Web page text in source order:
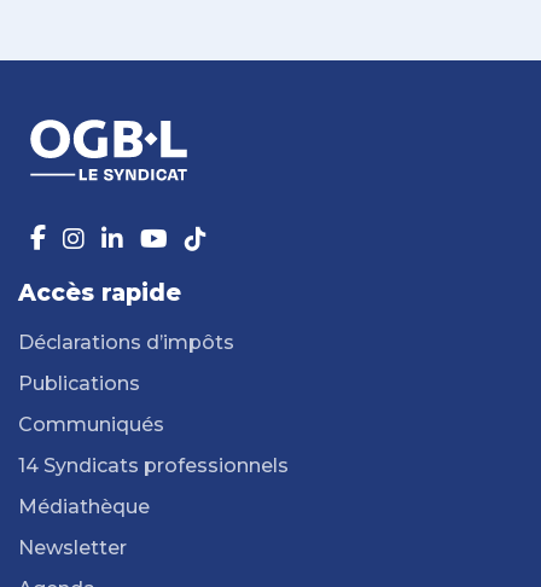
Accès rapide
Déclarations d’impôts
Publications
Communiqués
14 Syndicats professionnels
Médiathèque
Newsletter